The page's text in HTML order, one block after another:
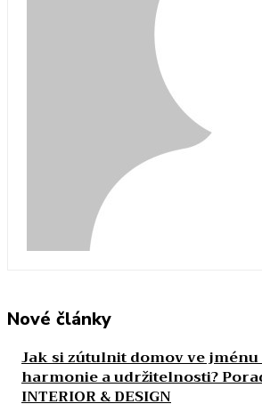
Nové články
Jak si zútulnit domov ve
harmonie a udržitelnosti?
INTERIOR & DESIGN